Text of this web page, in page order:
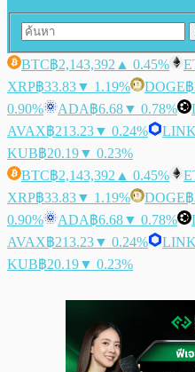
BTC฿2,143,392 ▲ 0.45%
XRP฿33.83▼ 1.19% DOGE
0.90%
ADA฿6.68▼ 0.78%
AVAX฿213.23▼ 0.24% LINK
KUB฿20.19▼ 0.23%
BTC฿2,143,392 ▲ 0.45%
XRP฿33.83▼ 1.19% DOGE
0.90%
ADA฿6.68▼ 0.78%
AVAX฿213.23▼ 0.24% LINK
KUB฿20.19▼ 0.23%